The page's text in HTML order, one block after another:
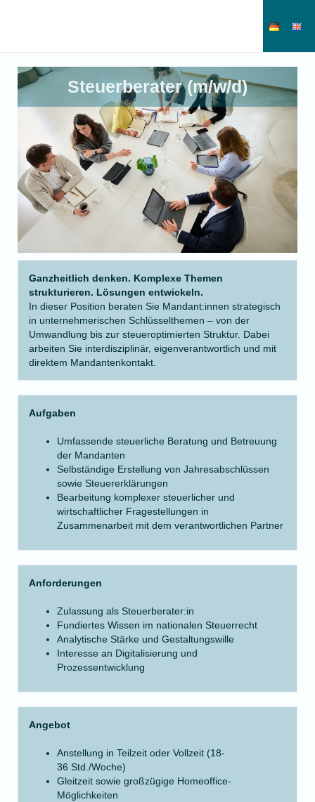
Steuerberater (m/w/d)
Ganzheitlich denken. Komplexe Themen
strukturieren. Lösungen entwickeln.
In dieser Position beraten Sie Mandant:innen strategisch
in unternehmerischen Schlüsselthemen – von der
Umwandlung bis zur steueroptimierten Struktur. Dabei
arbeiten Sie interdisziplinär, eigenverantwortlich und mit
direktem Mandantenkontakt.
Aufgaben
Umfassende steuerliche Beratung und Betreuung
der Mandanten
Selbständige Erstellung von Jahresabschlüssen
sowie Steuererklärungen
Bearbeitung komplexer steuerlicher und
wirtschaftlicher Fragestellungen in
Zusammenarbeit mit dem verantwortlichen Partner
Anforderungen
Zulassung als Steuerberater:in
Fundiertes Wissen im nationalen Steuerrecht
Analytische Stärke und Gestaltungswille
Interesse an Digitalisierung und
Prozessentwicklung
Angebot
Anstellung in Teilzeit oder Vollzeit (18-
36 Std./Woche)
Gleitzeit sowie großzügige Homeoffice-
Möglichkeiten